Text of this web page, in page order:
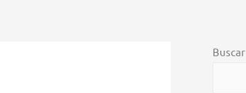
Buscar